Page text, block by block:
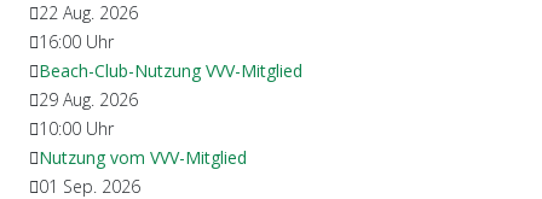
22 Aug. 2026
16:00 Uhr
Beach-Club-Nutzung VVV-Mitglied
29 Aug. 2026
10:00 Uhr
Nutzung vom VVV-Mitglied
01 Sep. 2026